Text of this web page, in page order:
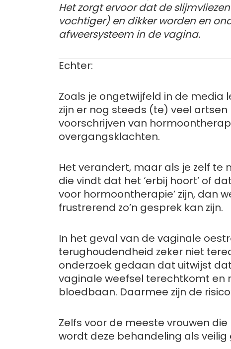
Het zorgt ervoor dat de
vochtiger) en dikker worden en
afweersysteem in de vagina.
Echter:
Zoals je ongetwijfeld in de
zijn er nog steeds (te) veel
voorschrijven van
overgangsklachten.
Het verandert, maar als je zelf te
die vindt dat het ‘erbij hoort’ of
voor hormoontherapie’ zijn, dan
frustrerend zo’n gesprek kan zijn.
In het geval van de vaginale
terughoudendheid zeker niet
onderzoek gedaan dat uitwijst
vaginale weefsel terechtkomt en
bloedbaan. Daarmee zijn de
Zelfs voor de meeste vrouwen
wordt deze behandeling als veilig